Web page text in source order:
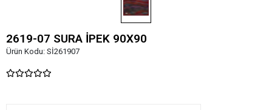
2619-07 SURA İPEK 90X90
Ürün Kodu: Sİ261907